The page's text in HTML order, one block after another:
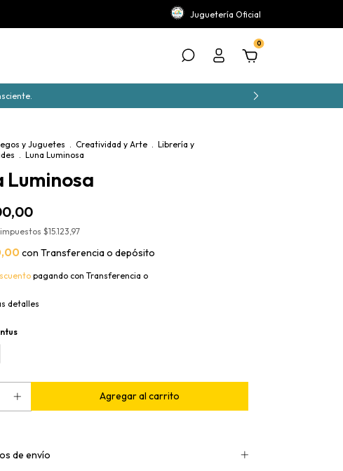
Juguetería Oficial
0
y Juguetes . Creatividad y Arte . Librería y
. Luna Luminosa
Luminosa
$15.123,97
con Transferencia o depósito
pagando con Transferencia o
detalles
de envío